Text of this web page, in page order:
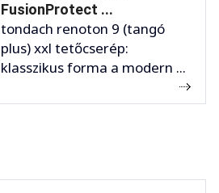
FusionProtect ...
tondach renoton 9 (tangó
plus) xxl tetőcserép:
klasszikus forma a modern ...